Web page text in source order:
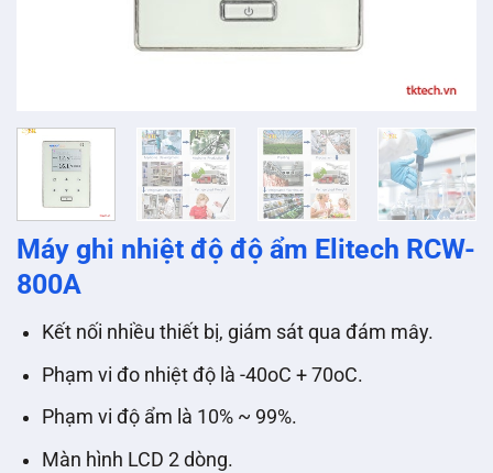
Máy ghi nhiệt độ độ ẩm Elitech RCW-
800A
Kết nối nhiều thiết bị, giám sát qua đám mây.
Phạm vi đo nhiệt độ là -40oC + 70oC.
Phạm vi độ ẩm là 10% ~ 99%.
Màn hình LCD 2 dòng.